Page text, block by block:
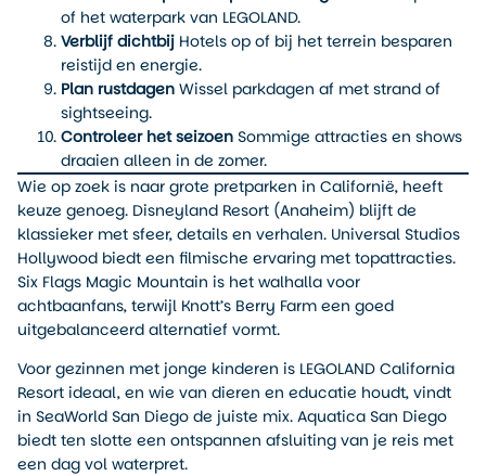
of het waterpark van LEGOLAND.
Verblijf dichtbij Hotels op of bij het terrein besparen
reistijd en energie.
Plan rustdagen Wissel parkdagen af met strand of
sightseeing.
Controleer het seizoen Sommige attracties en shows
draaien alleen in de zomer.
Wie op zoek is naar grote pretparken in Californië, heeft
keuze genoeg. Disneyland Resort (Anaheim) blijft de
klassieker met sfeer, details en verhalen. Universal Studios
Hollywood biedt een filmische ervaring met topattracties.
Six Flags Magic Mountain is het walhalla voor
achtbaanfans, terwijl Knott’s Berry Farm een goed
uitgebalanceerd alternatief vormt.
Voor gezinnen met jonge kinderen is LEGOLAND California
Resort ideaal, en wie van dieren en educatie houdt, vindt
in SeaWorld San Diego de juiste mix. Aquatica San Diego
biedt ten slotte een ontspannen afsluiting van je reis met
een dag vol waterpret.